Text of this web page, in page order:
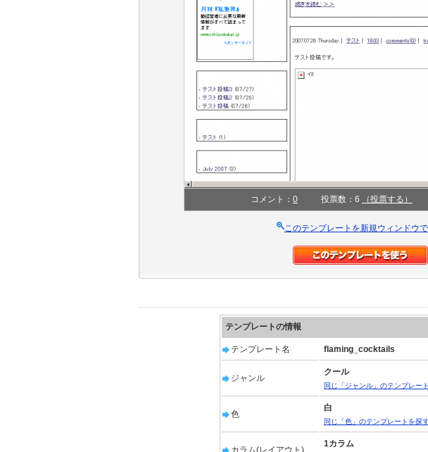
コメント： 0 投票数：6 （投票する）
このテンプレートを新規ウィンドウで
テンプレートの情報
テンプレート名 flaming_cocktails
ジャンル
クール
同じ「ジャンル」のテンプレー
色
白
同じ「色」のテンプレートを探
カラム(レイアウト)
1カラム